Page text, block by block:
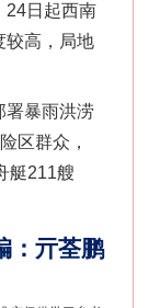
日起西南
较高，局地
暴雨洪涝
区群众，
艇211艘
： 亓荃鹏